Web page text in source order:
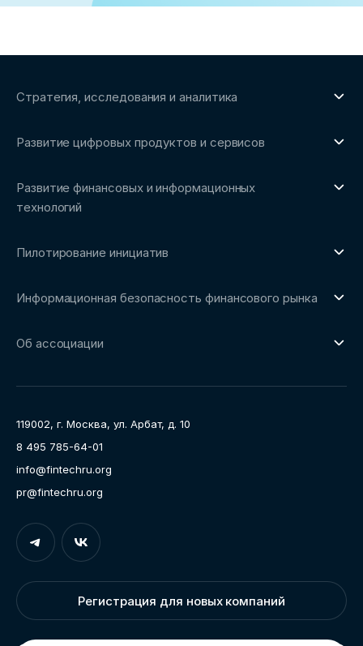
Стратегия, исследования и аналитика
Обзоры рынка и аналитические исследования
Бенчмаркинг-исследования
Трендвотчинг и информационный сервис
Развитие цифровых продуктов и сервисов
Развитие финансовых и информационных
технологий
Репозиторий Ассоциации
Сообщество FinDevSecOps
Рабочие группы
Пилотирование инициатив
Площадка пилотного тестирования
Ключевые пилоты
Информационная безопасность финансового рынка
Направления работы
Об ассоциации
Карьера
Контакты
Документы
119002, г. Москва, ул. Арбат, д. 10
8 495 785-64-01
info@fintechru.org
pr@fintechru.org
Регистрация для новых компаний
Вход
Укажите вашу корпоративную почту. На неё мы вышлем
ссылку для входа